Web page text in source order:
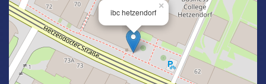
ibc hetzendorf
×